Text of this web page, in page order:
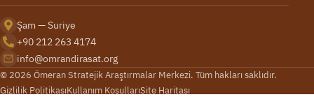
Şam — Suriye
+90 212 263 4174
info@omrandirasat.org
© 2026 Ömeran Stratejik Araştırmalar Merkezi. Tüm hakları saklıdır.
Gizlilik PolitikasıKullanım KoşullarıSite Haritası